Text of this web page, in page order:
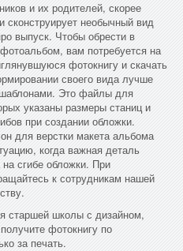
и их родителей, скорее
сконструирует необычный вид
выпуск. Чтобы обрести в
вам потребуется на
фотокнигу и скачать
своего вида лучше
Это файлы для
указаны размеры станиц и
при создании обложки.
для верстки макета альбома
когда важная деталь
сгибе обложки. При
к сотрудникам нашей
старшей школы с дизайном,
фотокнигу по
за печать.